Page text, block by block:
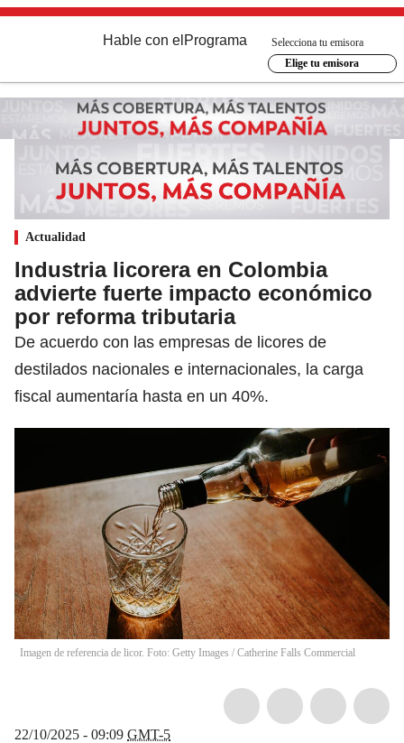
Hable con el Programa
Selecciona tu emisora
Elige tu emisora
Actualidad
Industria licorera en Colombia
advierte fuerte impacto económico
por reforma tributaria
De acuerdo con las empresas de licores de
destilados nacionales e internacionales, la carga
fiscal aumentaría hasta en un 40%.
Imagen de referencia de licor. Foto: Getty Images / Catherine Falls Commercial
22/10/2025 - 09:09 GMT-5